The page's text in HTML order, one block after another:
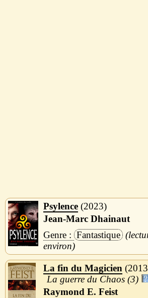
Psylence 2023
Jean-Marc Dhainaut
Fantastique
La fin du Magicien
2013
La guerre du Chaos (3)
Raymond E. Feist